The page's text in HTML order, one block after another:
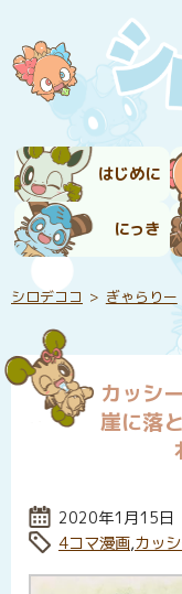
はじめに
にっき
シロデココ ぎゃらりー
カッシ
崖に落
投稿日:
2020年1月15日
タグ:
4コマ漫画,カッ